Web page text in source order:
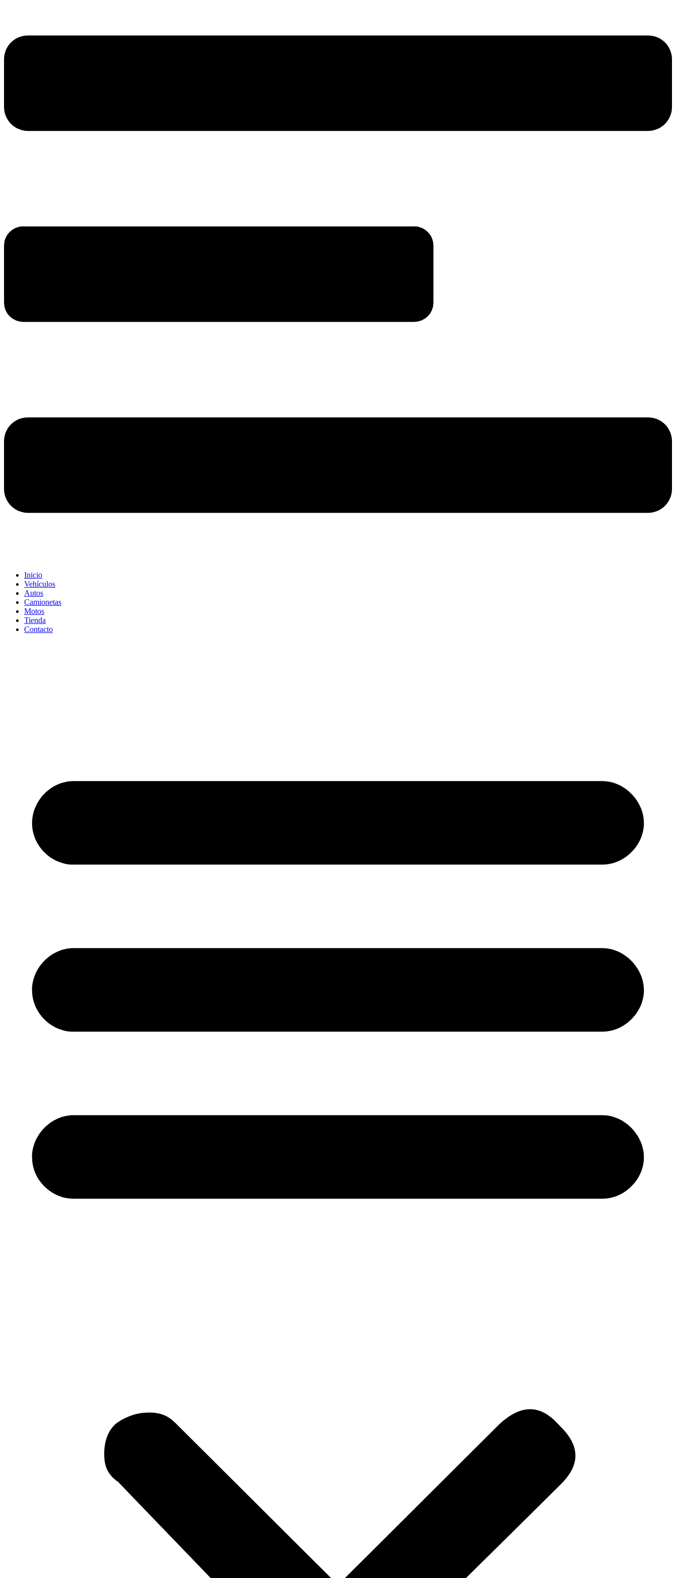
Inicio
Vehículos
Autos
Camionetas
Motos
Tienda
Contacto